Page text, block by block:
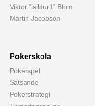
Viktor "isildur1" Blom
Martin Jacobson
Pokerskola
Pokerspel
Satsande
Pokerstrategi